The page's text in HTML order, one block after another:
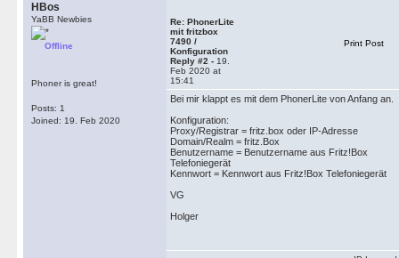
HBos
YaBB Newbies
Offline
Phoner is great!
Posts: 1
Joined: 19. Feb 2020
Re: PhonerLite
mit fritzbox
7490 /
Konfiguration
Reply #2 - 19.
Feb 2020 at
15:41
Print Post
Bei mir klappt es mit dem PhonerLite von Anfang an.
Konfiguration:
Proxy/Registrar = fritz.box oder IP-Adresse
Domain/Realm = fritz.Box
Benutzername = Benutzername aus Fritz!Box
Telefoniegerät
Kennwort = Kennwort aus Fritz!Box Telefoniegerät
VG
Holger